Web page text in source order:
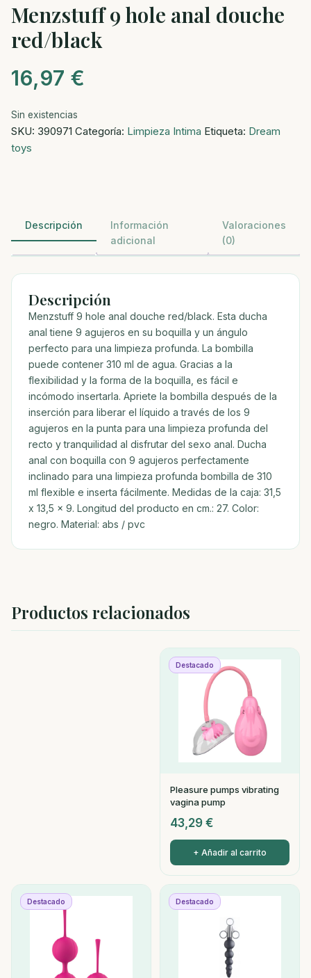
Menzstuff 9 hole anal douche
red/black
16,97 €
Sin existencias
SKU: 390971 Categoría: Limpieza Intima Etiqueta: Dream
toys
Descripción
Información
adicional
Valoraciones
(0)
Descripción
Menzstuff 9 hole anal douche red/black. Esta ducha
anal tiene 9 agujeros en su boquilla y un ángulo
perfecto para una limpieza profunda. La bombilla
puede contener 310 ml de agua. Gracias a la
flexibilidad y la forma de la boquilla, es fácil e
incómodo insertarla. Apriete la bombilla después de la
inserción para liberar el líquido a través de los 9
agujeros en la punta para una limpieza profunda del
recto y tranquilidad al disfrutar del sexo anal. Ducha
anal con boquilla con 9 agujeros perfectamente
inclinado para una limpieza profunda bombilla de 310
ml flexible e inserta fácilmente. Medidas de la caja: 31,5
x 13,5 x 9. Longitud del producto en cm.: 27. Color:
negro. Material: abs / pvc
Productos relacionados
Destacado
Pleasure pumps vibrating
vagina pump
43,29 €
+ Añadir al carrito
Destacado Destacado